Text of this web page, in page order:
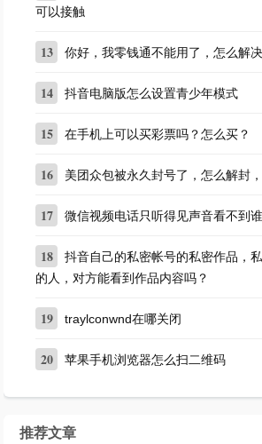
可以接触
13 你好，我零钱通不能用了，怎么解
14 抖音电脑版怎么设置青少年模式
15 在手机上可以买彩票吗？怎么买？
16 美团众包被永久封号了，怎么解封
17 微信视频电话只听得见声音看不到
18
抖音自己的私密帐号的私密作品，
的人，对方能看到作品内容吗？
19 traylconwnd在哪关闭
20 苹果手机浏览器怎么扫二维码
推荐文章